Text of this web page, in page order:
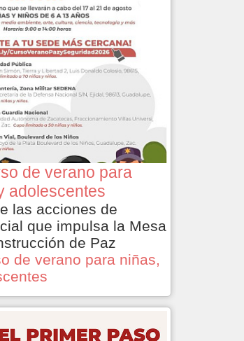
de verano para
adolescentes
las acciones de
que impulsa la Mesa
de Paz
de verano para niñas,